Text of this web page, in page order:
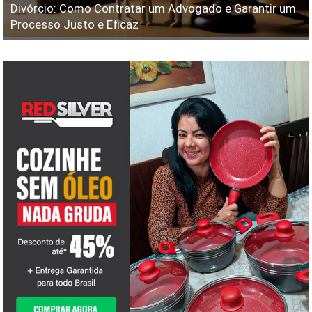
Divórcio: Como Contratar um Advogado e Garantir um
Processo Justo e Eficaz